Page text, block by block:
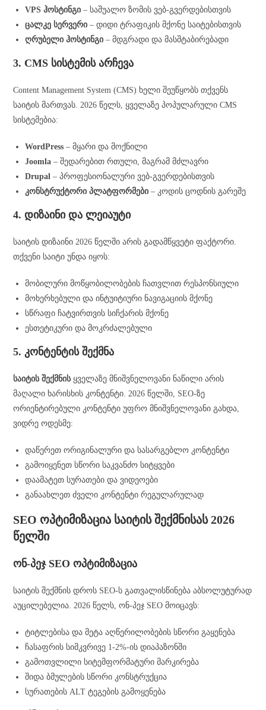
VPS ჰოსტინგი – საშუალო ზომის ვებ-გვერდებისთვის
ცალკე სერვერი – დიდი ტრაფიკის მქონე საიტებისთვის
ღრუბელი ჰოსტინგი – მდგრადი და მასშტაბირებადი
3. CMS სისტემის არჩევა
Content Management System (CMS) ხელი შეუწყობს თქვენს
საიტის მართვას. 2026 წელს, ყველაზე პოპულარული CMS
სისტემებია:
WordPress – მყარი და მოქნილი
Joomla – შედარებით რთული, მაგრამ მძლავრი
Drupal – პროფესიონალური ვებ-გვერდებისთვის
კონსტრუქტორი პლატფორმები – კოდის ცოდნის გარეშე
4. დიზაინი და ლეიაუტი
საიტის დიზაინი 2026 წელში არის გადამწყვეტი ფაქტორი.
თქვენი საიტი უნდა იყოს:
მობილური მოწყობილობების ჩათვლით რესპონსიული
მოხერხებული და ინტუიტიური ნავიგაციის მქონე
სწრაფი ჩატვირთვის სიჩქარის მქონე
ესთეტიკური და მოკრძალებული
5. კონტენტის შექმნა
საიტის შექმნისყველაზე მნიშვნელოვანი ნაწილი არის
მაღალი ხარისხის კონტენტი. 2026 წელში, SEO-ზე
ორიენტირებული კონტენტი უფრო მნიშვნელოვანი გახდა,
ვიდრე ოდესმე:
დაწერეთ ორიგინალური და სასარგებლო კონტენტი
გამოიყენეთ სწორი საკვანძო სიტყვები
დაამატეთ სურათები და ვიდეოები
განაახლეთ ძველი კონტენტი რეგულარულად
SEO ოპტიმიზაცია საიტის შექმნისას 2026
წელში
ონ-პეჯ SEO ოპტიმიზაცია
საიტის შექმნის დროს SEO-ს გათვალისწინება აბსოლუტურად
აუცილებელია. 2026 წელს, ონ-პეჯ SEO მოიცავს:
ტიტლებისა და მეტა აღწერილობების სწორი გაყენება
ჩასაფრის სიმკვრივე 1-2%-ის დიაპაზონში
გამოთვლილი სიტემფორმატური მარკირება
შიდა ბმულების სწორი კონსტრუქცია
სურათების ALT ტეგების გამოყენება